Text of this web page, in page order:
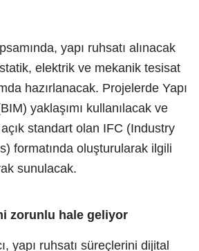
yapı ruhsatı alınacak
elektrik ve mekanik tesisat
hazırlanacak. Projelerde Yapı
yaklaşımı kullanılacak ve
standart olan IFC (Industry
formatında oluşturularak ilgili
sunulacak.
zorunlu hale geliyor
yapı ruhsatı süreçlerini dijital